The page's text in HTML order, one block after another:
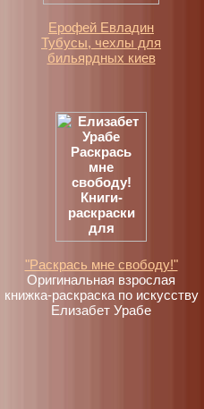
Ерофей Евладин
Тубусы, чехлы для
бильярдных киев
"Раскрась мне свободу!"
Оригинальная взрослая
книжка-раскраска по искусству
Елизабет Урабе